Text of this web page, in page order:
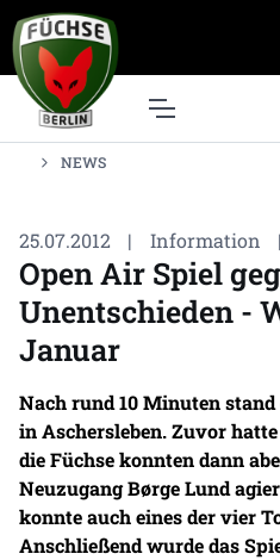
NEWS
25.07.2012 | Information |
Open Air Spiel
Unentschieden -
Januar
Nach rund 10 Minuten
in Aschersleben. Zuvor
die Füchse konnten dann
Neuzugang Børge Lund
konnte auch eines der vier
Anschließend wurde das